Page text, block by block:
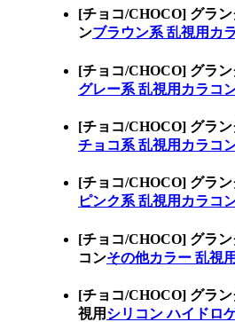
[チョコ/CHOCO] グラ
ンブラウン系 乱視用カ
[チョコ/CHOCO] グラ
グレー系 乱視用カラコ
[チョコ/CHOCO] グラ
チョコ系 乱視用カラコ
[チョコ/CHOCO] グラ
ピンク系 乱視用カラコ
[チョコ/CHOCO] グラ
コンその他カラー 乱視
[チョコ/CHOCO] グラ
視用 シリコン ハイドロ